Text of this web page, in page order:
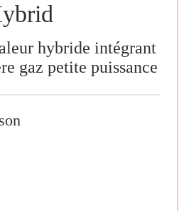
hybride intégrant
gaz petite puissance